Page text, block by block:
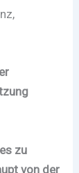
zu
von der